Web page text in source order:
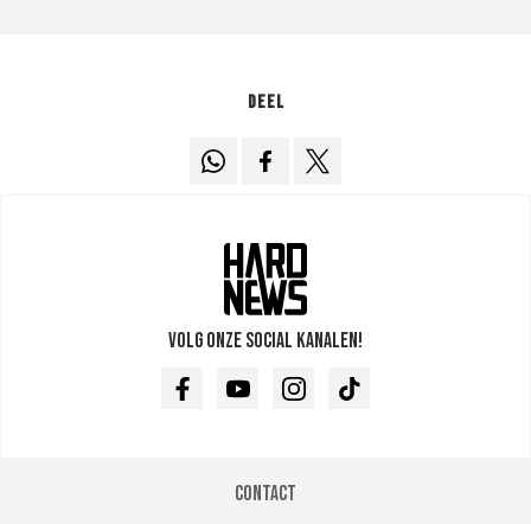
Deel
Volg onze social kanalen!
FacebookYoutubeInstagramTikTok
Contact